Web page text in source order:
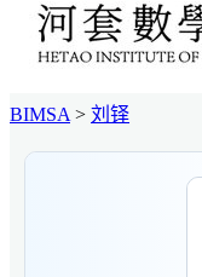
BIMSA > 刘铎